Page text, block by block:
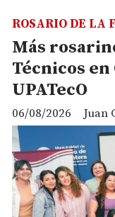
Más
Técnicos
UPATecO
Juan
ROSARIO DE LA
06/08/2026